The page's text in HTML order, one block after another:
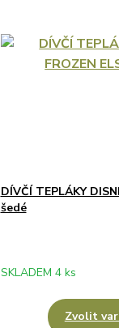
DÍVČÍ TEPLÁKY
šedé
SKLADEM 4 ks
Zvolit